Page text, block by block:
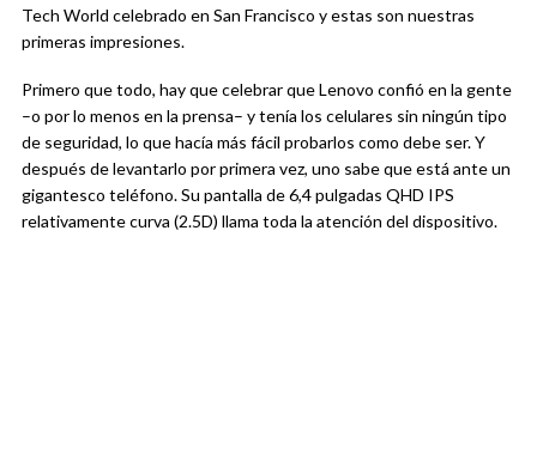
Tech World celebrado en San Francisco y estas son nuestras
primeras impresiones.
Primero que todo, hay que celebrar que Lenovo confió en la gente
–o por lo menos en la prensa– y tenía los celulares sin ningún tipo
de seguridad, lo que hacía más fácil probarlos como debe ser. Y
después de levantarlo por primera vez, uno sabe que está ante un
gigantesco teléfono. Su pantalla de 6,4 pulgadas QHD IPS
relativamente curva (2.5D) llama toda la atención del dispositivo.